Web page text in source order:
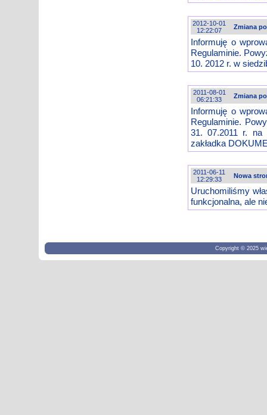
2012-10-01
12:22:07
Zmiana
Informuję o
Regulaminie.
10. 2012 r. w
2011-08-01
06:21:33
Zmiana
Informuję o
Regulaminie.
31. 07.2011 r. na
zakładka
2011-06-11
12:29:33
Nowa
Uruchomiliśmy
funkcjonalna, ale
Copyright © 2025